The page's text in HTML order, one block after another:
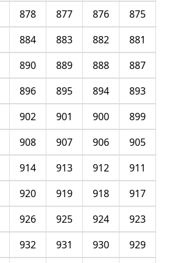
875
876
877
878
881
882
883
884
887
888
889
890
893
894
895
896
899
900
901
902
905
906
907
908
911
912
913
914
917
918
919
920
923
924
925
926
929
930
931
932